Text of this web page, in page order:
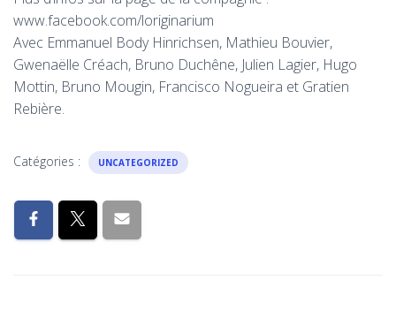
www.facebook.com/loriginarium
Avec Emmanuel Body Hinrichsen, Mathieu Bouvier,
Gwenaëlle Créach, Bruno Duchêne, Julien Lagier, Hugo
Mottin, Bruno Mougin, Francisco Nogueira et Gratien
Rebière.
Catégories : UNCATEGORIZED